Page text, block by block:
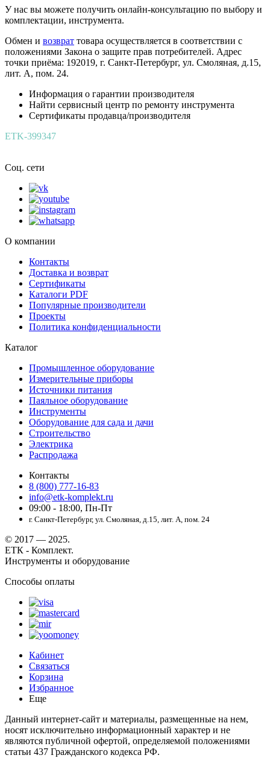
У нас вы можете получить онлайн-консультацию по выбору и
комплектации, инструмента.
Обмен и возврат товара осуществляется в соответствии с
положениями Закона о защите прав потребителей. Адрес
точки приёма: 192019, г. Санкт-Петербург, ул. Смоляная, д.15,
лит. А, пом. 24.
Информация о гарантии производителя
Найти сервисный центр по ремонту инструмента
Сертификаты продавца/производителя
ETK-399347
Соц. сети
О компании
Контакты
Доставка и возврат
Сертификаты
Каталоги PDF
Популярные производители
Проекты
Политика конфиденциальности
Каталог
Промышленное оборудование
Измерительные приборы
Источники питания
Паяльное оборудование
Инструменты
Оборудование для сада и дачи
Строительство
Электрика
Распродажа
Контакты
8 (800) 777-16-83
info@etk-komplekt.ru
09:00 - 18:00, Пн-Пт
г. Санкт-Петербург, ул. Смоляная, д.15, лит. А, пом. 24
© 2017 — 2025.
ЕТК - Комплект.
Инструменты и оборудование
Способы оплаты
Кабинет
Связаться
Корзина
Избранное
Еще
Данный интернет-сайт и материалы, размещенные на нем,
носят исключительно информационный характер и не
являются публичной офертой, определяемой положениями
статьи 437 Гражданского кодекса РФ.